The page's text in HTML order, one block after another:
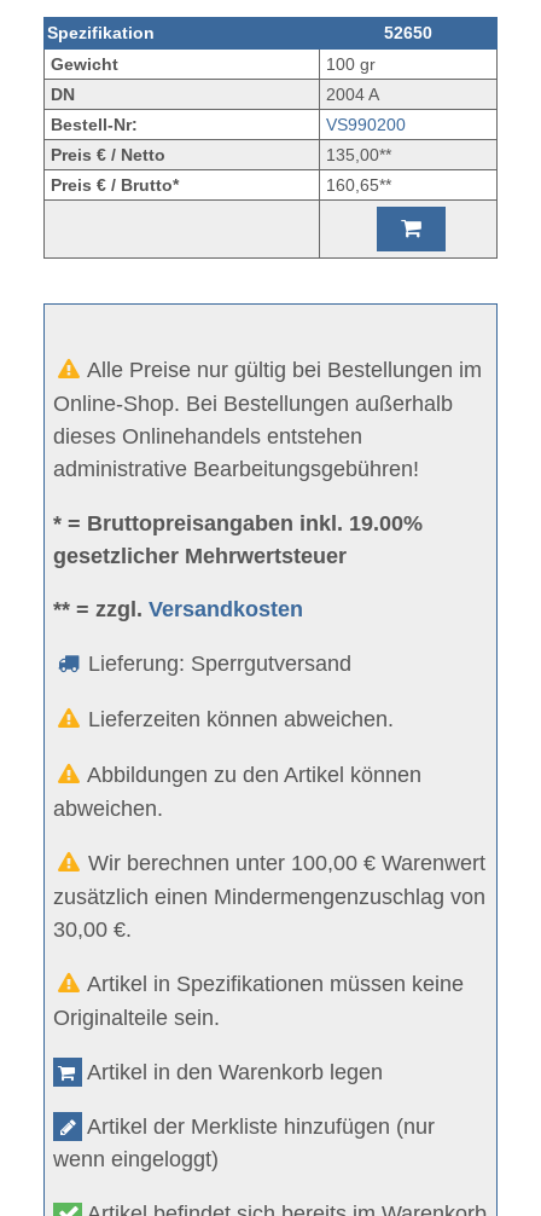
Spezifikation
52650
Gewicht
100 gr
DN
2004 A
Bestell-Nr:
VS990200
Preis € / Netto
135,00**
Preis € / Brutto*
160,65**
Alle Preise nur gültig bei Bestellungen im
Online-Shop. Bei Bestellungen außerhalb
dieses Onlinehandels entstehen
administrative Bearbeitungsgebühren!
* = Bruttopreisangaben inkl. 19.00%
gesetzlicher Mehrwertsteuer
** = zzgl.Versandkosten
Lieferung: Sperrgutversand
Lieferzeiten können abweichen.
Abbildungen zu den Artikel können
abweichen.
Wir berechnen unter 100,00 € Warenwert
zusätzlich einen Mindermengenzuschlag von
30,00 €.
Artikel in Spezifikationen müssen keine
Originalteile sein.
Artikel in den Warenkorb legen
Artikel der Merkliste hinzufügen (nur
wenn eingeloggt)